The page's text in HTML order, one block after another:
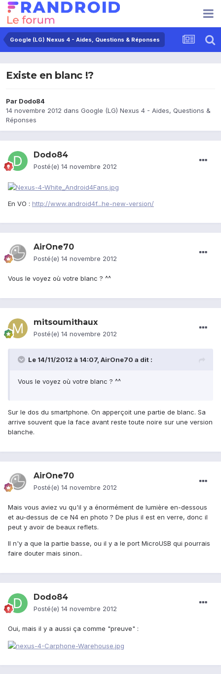
Google (LG) Nexus 4 - Aides, Questions & Réponses
Existe en blanc !?
Par Dodo84
14 novembre 2012 dans Google (LG) Nexus 4 - Aides, Questions &
Réponses
Dodo84
Posté(e) 14 novembre 2012
En VO : http://www.android4f...he-new-version/
AirOne70
Posté(e) 14 novembre 2012
Vous le voyez où votre blanc ? ^^
mitsoumithaux
Posté(e) 14 novembre 2012
Le 14/11/2012 à 14:07, AirOne70 a dit :
Vous le voyez où votre blanc ? ^^
Sur le dos du smartphone. On apperçoit une partie de blanc. Sa
arrive souvent que la face avant reste toute noire sur une version
blanche.
AirOne70
Posté(e) 14 novembre 2012
Mais vous aviez vu qu'il y a énormément de lumière en-dessous
et au-dessus de ce N4 en photo ? De plus il est en verre, donc il
peut y avoir de beaux reflets.
Il n'y a que la partie basse, ou il y a le port MicroUSB qui pourrais
faire douter mais sinon..
Dodo84
Posté(e) 14 novembre 2012
Oui, mais il y a aussi ça comme "preuve" :